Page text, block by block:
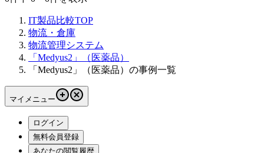
IT製品比較TOP
物流・倉庫
物流管理システム
「Medyus2」（医薬品）
「Medyus2」（医薬品）の事例一覧
マイメニュー
ログイン
無料会員登録
あなたの閲覧履歴